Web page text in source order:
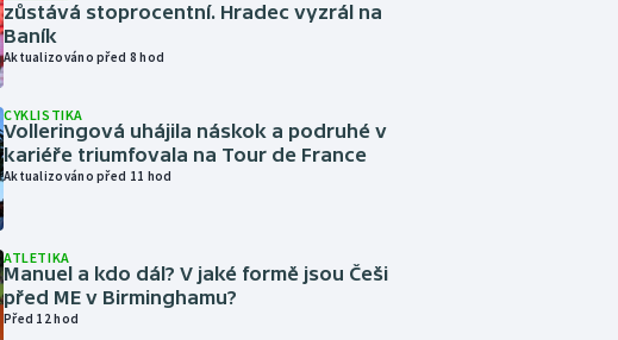
zůstává stoprocentní. Hradec vyzrál na
Baník
Aktualizováno před 8 hod
CYKLISTIKA
Volleringová uhájila náskok a podruhé v
kariéře triumfovala na Tour de France
Aktualizováno před 11 hod
ATLETIKA
Manuel a kdo dál? V jaké formě jsou Češi
před ME v Birminghamu?
Před 12 hod